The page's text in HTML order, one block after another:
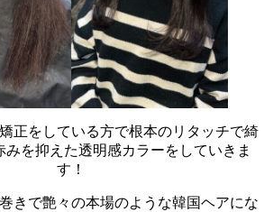
正をしている方で根本のリタッチで綺
みを抑えた透明感カラーをしていきま
す！
きで艶々の本場のような韓国ヘアにな